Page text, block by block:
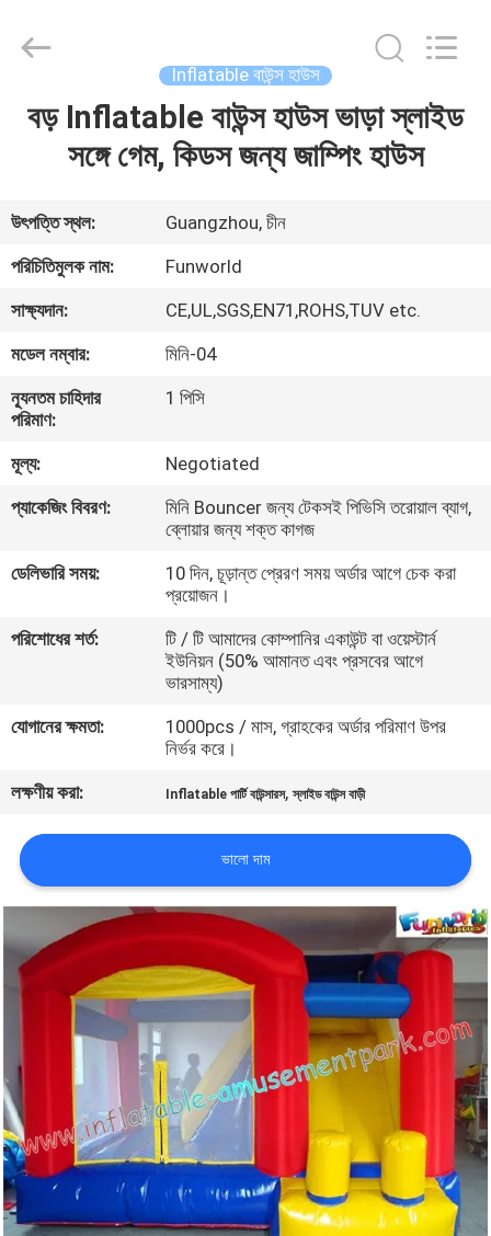
বাড়ি
ভিডিও
আমাদের
সম্পর্কে
ভ্রমণ
নিয়ন্ত্রণ
COMPANY
ম্যাপ
PRIVACY
POLICY
Limited.
Inflatable বাউন্স হাউস
বড় Inflatable বাউন্স হাউস ভাড়া স্লাইড
সঙ্গে গেম, কিডস জন্য জাম্পিং হাউস
উৎপত্তি স্থল:
Guangzhou, চীন
পরিচিতিমুলক নাম:
Funworld
সাক্ষ্যদান:
CE,UL,SGS,EN71,ROHS,TUV etc.
মডেল নম্বার:
মিনি-04
ন্যূনতম চাহিদার
পরিমাণ:
1 পিসি
মূল্য:
Negotiated
প্যাকেজিং বিবরণ:
মিনি Bouncer জন্য টেকসই পিভিসি তরোয়াল ব্যাগ,
ব্লোয়ার জন্য শক্ত কাগজ
ডেলিভারি সময়:
10 দিন, চূড়ান্ত প্রেরণ সময় অর্ডার আগে চেক করা
প্রয়োজন।
পরিশোধের শর্ত:
টি / টি আমাদের কোম্পানির একাউন্ট বা ওয়েস্টার্ন
ইউনিয়ন (50% আমানত এবং প্রসবের আগে
ভারসাম্য)
যোগানের ক্ষমতা:
1000pcs / মাস, গ্রাহকের অর্ডার পরিমাণ উপর
নির্ভর করে।
লক্ষণীয় করা:
Inflatable পার্টি বাউন্সারস,স্লাইড বাউন্স বাড়ী
ভালো দাম